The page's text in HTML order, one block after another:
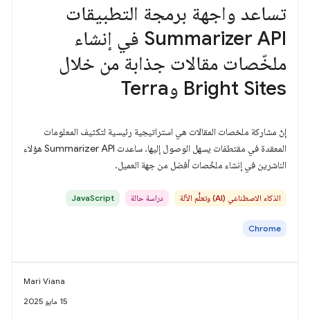
تساعد واجهة برمجة التطبيقات
Summarizer API في إنشاء
ملخّصات مقالات جذابة من خلال
Bright Sites وTerra
إنّ مشاركة ملخصات المقالات هي استراتيجية رئيسية لتكثيف المعلومات
المعقدة في مقتطفات يسهل الوصول إليها. ساعدت Summarizer API هؤلاء
الناشرين في إنشاء ملخّصات أفضل من جهة العميل.
الذكاء الاصطناعي (AI) وتعلُّم الآلة دراسة حالة JavaScript
Chrome
Mari Viana
15 مايو 2025